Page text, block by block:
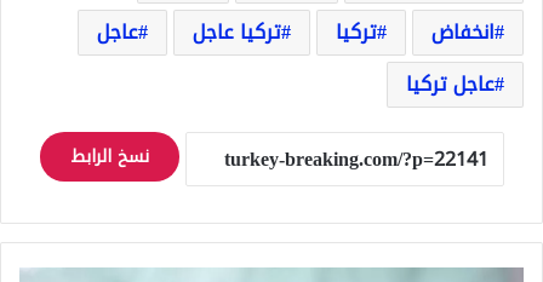
انخفاض تركيا تركيا عاجل
عاجل
عاجل تركيا
نسخ الرابط